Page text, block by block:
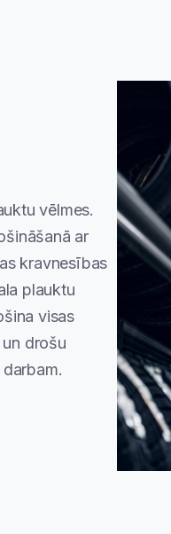
vēlmes.
ar
kravnesības
plauktu
visas
drošu